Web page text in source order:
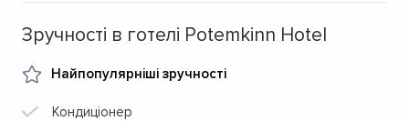
Зручності в готелі Potemkinn Hotel
Найпопулярніші зручності
Кондиціонер